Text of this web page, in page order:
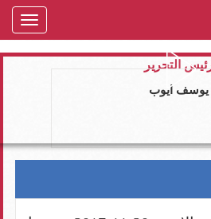
التحرير
يوسف ايوب